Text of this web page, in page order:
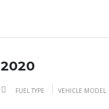
2020
FUEL TYPE VEHICLE MODEL